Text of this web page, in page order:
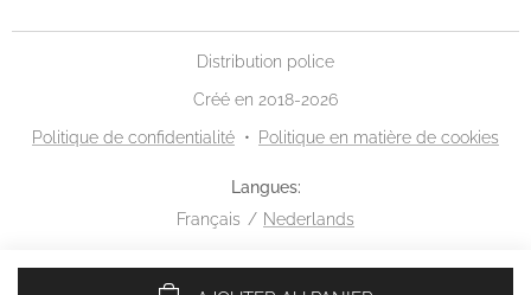
Distribution police
Créé en 2018-2026
Politique de confidentialité
Politique en matière de cookies
Langues
Français
Nederlands